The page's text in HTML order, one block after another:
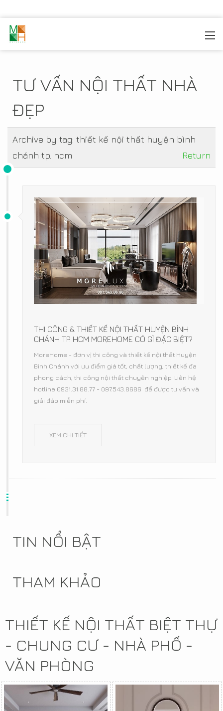
TƯ VẤN NỘI THẤT NHÀ
ĐẸP
Archive by tag: thiết kế nội thất huyện bình
chánh tp. hcm
Return
THI CÔNG & THIẾT KẾ NỘI THẤT HUYỆN BÌNH
CHÁNH TP. HCM MOREHOME CÓ GÌ ĐẶC BIỆT?
MoreHome - đơn vị thi công và thiết kế nội thất Huyện
Bình Chánh với ưu điểm giá tốt, chất lượng, thiết kế đa
phong cách, thi công nội thất chuyên nghiệp. Liên hệ
hotline 0931.31.88.77 - 097.543.8686 để được tư vấn và
giải đáp miễn phí.
XEM CHI TIẾT
TIN NỔI BẬT
THAM KHẢO
THIẾT KẾ NỘI THẤT BIỆT THỰ
- CHUNG CƯ - NHÀ PHỐ -
VĂN PHÒNG